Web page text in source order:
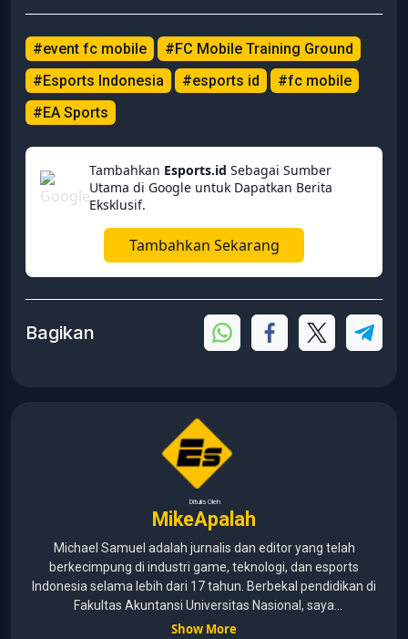
#event fc mobile
#FC Mobile Training Ground
#Esports Indonesia
#esports id
#fc mobile
#EA Sports
Tambahkan Esports.id Sebagai Sumber
Utama di Google untuk Dapatkan Berita
Eksklusif.
Tambahkan Sekarang
Bagikan
Ditulis Oleh
MikeApalah
Michael Samuel adalah jurnalis dan editor yang telah
berkecimpung di industri game, teknologi, dan esports
Indonesia selama lebih dari 17 tahun. Berbekal pendidikan di
Fakultas Akuntansi Universitas Nasional, saya
menggabungkan kemampuan analisis dengan pengalaman
Show More